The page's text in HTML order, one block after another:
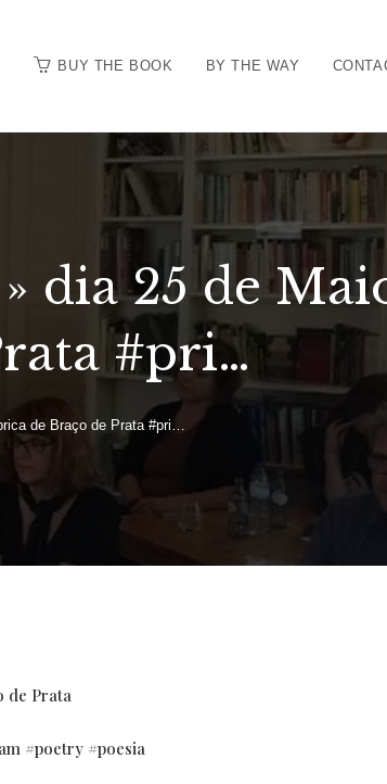
BUY THE BOOK BY THE WAY
dia 25 de
#pri…
de Braço de Prata #pri…
de Prata
#poetry #poesia